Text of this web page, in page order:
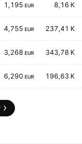
1,195 EUR 8,16 K
4,755 EUR 237,41 K
3,268 EUR 343,78 K
6,290 EUR 196,63 K